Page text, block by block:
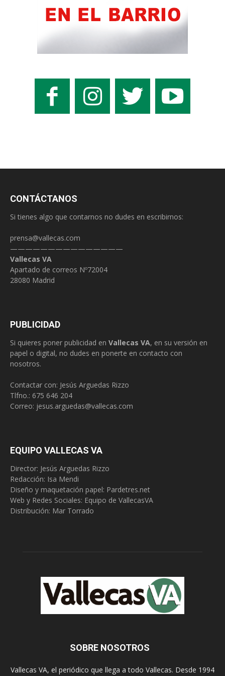
CONTÁCTANOS
Si tienes algo que contarnos no dudes en escribirnos:
prensa@vallecas.com
———————————————
Vallecas VA
Apartado de correos Nº72004
28080 Madrid
PUBLICIDAD
Si quieres poner publicidad en Vallecas VA, en su versión en
papel o digital, no dudes en ponerte en contacto con
nosotros.
Contactar con: Jesús Arguedas Rizzo
Tlfno.: 675 646 204
Correo: jesus.arguedas@vallecas.com
EQUIPO VALLECAS VA
Director: Jesús Arguedas Rizzo
Redacción: Isa Mendi
Diseño y maquetación papel: Pardetres.net
Web y Redes Sociales: Equipo de VallecasVA
Distribución: Mar Torrado
SOBRE NOSOTROS
Vallecas VA, el periódico que llega a todo Vallecas. Desde 1994